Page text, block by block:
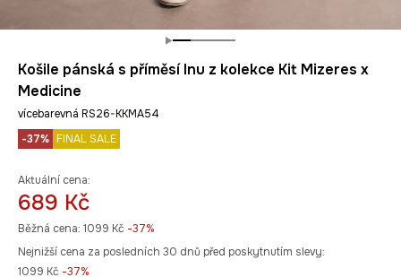
Košile pánská s příměsí lnu z kolekce Kit Mizeres x
Medicine
vícebarevná RS26-KKMA54
-37% FINAL SALE
Aktuální cena:
689 Kč
Běžná cena: 1099 Kč -37%
Nejnižší cena za posledních 30 dnů před poskytnutím slevy:
1099 Kč -37%